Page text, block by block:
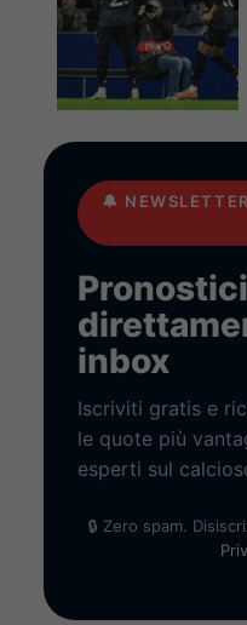
🔔
inbox
Iscriviti gratis e
le quote più
esperti sul
🔒 Zero spam.